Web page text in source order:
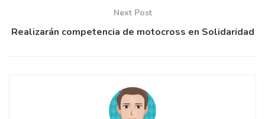
Next Post
Realizarán competencia de motocross en Solidaridad